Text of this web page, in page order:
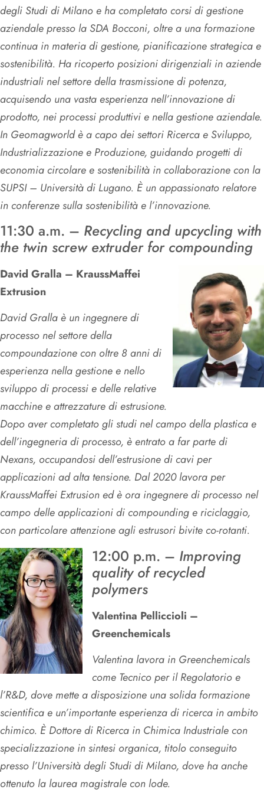
degli Studi di Milano e ha completato corsi di gestione
aziendale presso la SDA Bocconi, oltre a una formazione
continua in materia di gestione, pianificazione strategica e
sostenibilità. Ha ricoperto posizioni dirigenziali in aziende
industriali nel settore della trasmissione di potenza,
acquisendo una vasta esperienza nell’innovazione di
prodotto, nei processi produttivi e nella gestione aziendale.
In Geomagworld è a capo dei settori Ricerca e Sviluppo,
Industrializzazione e Produzione, guidando progetti di
economia circolare e sostenibilità in collaborazione con la
SUPSI – Università di Lugano. È un appassionato relatore
in conferenze sulla sostenibilità e l’innovazione.
11:30 a.m. – Recycling and upcycling with
the twin screw extruder for compounding
David Gralla – KraussMaffei
Extrusion
David Gralla è un ingegnere di
processo nel settore della
compoundazione con oltre 8 anni di
esperienza nella gestione e nello
sviluppo di processi e delle relative
macchine e attrezzature di estrusione.
Dopo aver completato gli studi nel campo della plastica e
dell’ingegneria di processo, è entrato a far parte di
Nexans, occupandosi dell’estrusione di cavi per
applicazioni ad alta tensione. Dal 2020 lavora per
KraussMaffei Extrusion ed è ora ingegnere di processo nel
campo delle applicazioni di compounding e riciclaggio,
con particolare attenzione agli estrusori bivite co-rotanti.
12:00 p.m. – Improving
quality of recycled
polymers
Valentina Pelliccioli –
Greenchemicals
Valentina lavora in Greenchemicals
come Tecnico per il Regolatorio e
l’R&D, dove mette a disposizione una solida formazione
scientifica e un’importante esperienza di ricerca in ambito
chimico. È Dottore di Ricerca in Chimica Industriale con
specializzazione in sintesi organica, titolo conseguito
presso l’Università degli Studi di Milano, dove ha anche
ottenuto la laurea magistrale con lode.